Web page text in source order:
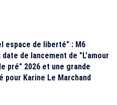
espace de liberté" : M6
date de lancement de "L'amour
pré" 2026 et une grande
pour Karine Le Marchand